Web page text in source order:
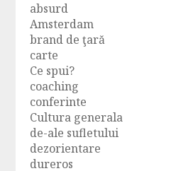
absurd
Amsterdam
brand de ţară
carte
Ce spui?
coaching
conferinte
Cultura generala
de-ale sufletului
dezorientare
dureros